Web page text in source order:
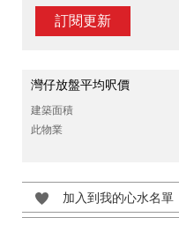
訂閱更新
灣仔放盤平均呎價
建築面積
此物業
加入到我的心水名單